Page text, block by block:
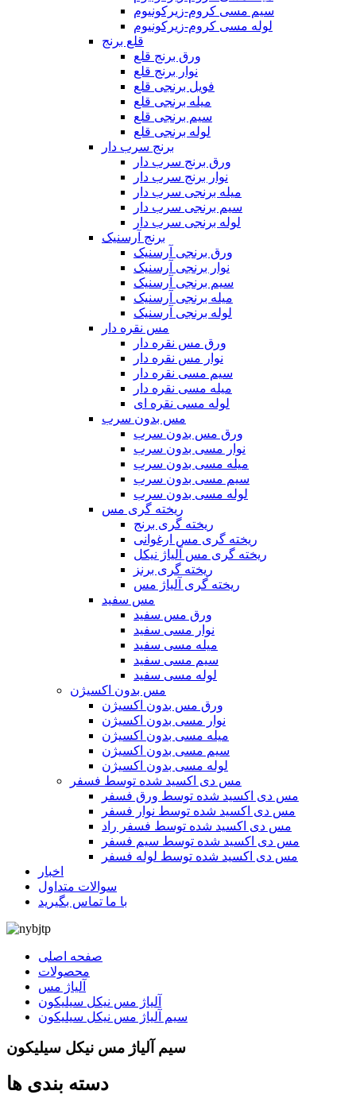
سیم مسی کروم-زیرکونیوم
لوله مسی کروم-زیرکونیوم
قلع برنج
ورق برنج قلع
نوار برنج قلع
فویل برنجی قلع
میله برنجی قلع
سیم برنجی قلع
لوله برنجی قلع
برنج سرب دار
ورق برنج سرب دار
نوار برنج سرب دار
میله برنجی سرب دار
سیم برنجی سرب دار
لوله برنجی سرب دار
برنج آرسنیک
ورق برنجی آرسنیک
نوار برنجی آرسنیک
سیم برنجی آرسنیک
میله برنجی آرسنیک
لوله برنجی آرسنیک
مس نقره دار
ورق مس نقره دار
نوار مس نقره دار
سیم مسی نقره دار
میله مسی نقره دار
لوله مسی نقره ای
مس بدون سرب
ورق مس بدون سرب
نوار مسی بدون سرب
میله مسی بدون سرب
سیم مسی بدون سرب
لوله مسی بدون سرب
ریخته گری مس
ریخته گری برنج
ریخته گری مس ارغوانی
ریخته گری مس آلیاژ نیکل
ریخته گری برنز
ریخته گری آلیاژ مس
مس سفید
ورق مس سفید
نوار مسی سفید
میله مسی سفید
سیم مسی سفید
لوله مسی سفید
مس بدون اکسیژن
ورق مس بدون اکسیژن
نوار مسی بدون اکسیژن
میله مسی بدون اکسیژن
سیم مسی بدون اکسیژن
لوله مسی بدون اکسیژن
مس دی اکسید شده توسط فسفر
مس دی اکسید شده توسط ورق فسفر
مس دی اکسید شده توسط نوار فسفر
مس دی اکسید شده توسط فسفر راد
مس دی اکسید شده توسط سیم فسفر
مس دی اکسید شده توسط لوله فسفر
اخبار
سوالات متداول
با ما تماس بگیرید
صفحه اصلی
محصولات
آلیاژ مس
آلیاژ مس نیکل سیلیکون
سیم آلیاژ مس نیکل سیلیکون
سیم آلیاژ مس نیکل سیلیکون
دسته بندی ها